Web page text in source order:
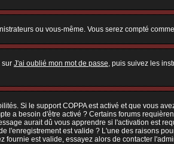
ou vous-même. Vous serez compté
surJ'ai oublié mon mot de passe, puis suivez les
Si le support COPPA est activé et que vous
a besoin d'être activé ? Certains forums
aurait dû vous apprendre si l'activation est
l'enregistrement est valide ? L'une des raisons
est valide, essayez alors de contacter